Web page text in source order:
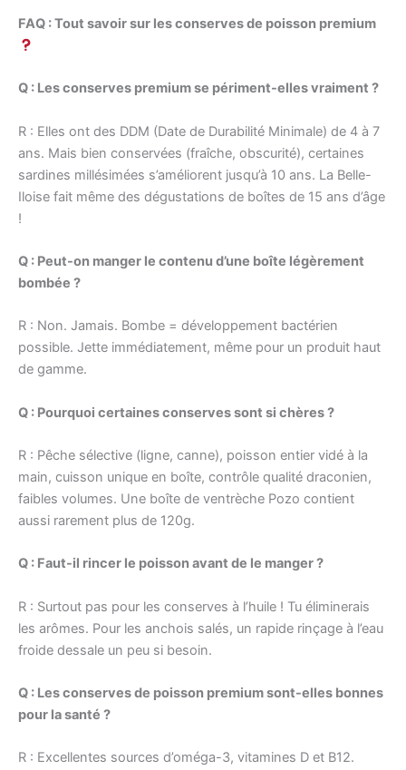
FAQ : Tout savoir sur les conserves de poisson premium
Q : Les conserves premium se périment-elles vraiment ?
R : Elles ont des DDM (Date de Durabilité Minimale) de 4 à 7
ans. Mais bien conservées (fraîche, obscurité), certaines
sardines millésimées s’améliorent jusqu’à 10 ans. La Belle-
Iloise fait même des dégustations de boîtes de 15 ans d’âge
!
Q : Peut-on manger le contenu d’une boîte légèrement
bombée ?
R : Non. Jamais. Bombe = développement bactérien
possible. Jette immédiatement, même pour un produit haut
de gamme.
Q : Pourquoi certaines conserves sont si chères ?
R : Pêche sélective (ligne, canne), poisson entier vidé à la
main, cuisson unique en boîte, contrôle qualité draconien,
faibles volumes. Une boîte de ventrèche Pozo contient
aussi rarement plus de 120g.
Q : Faut-il rincer le poisson avant de le manger ?
R : Surtout pas pour les conserves à l’huile ! Tu éliminerais
les arômes. Pour les anchois salés, un rapide rinçage à l’eau
froide dessale un peu si besoin.
Q : Les conserves de poisson premium sont-elles bonnes
pour la santé ?
R : Excellentes sources d’oméga-3, vitamines D et B12.